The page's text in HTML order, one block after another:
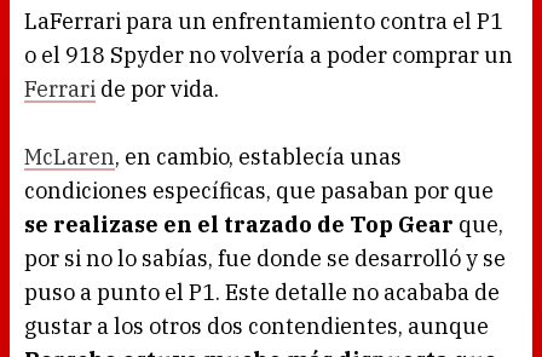
LaFerrari para un enfrentamiento contra el P1
o el 918 Spyder no volvería a poder comprar un
Ferrari de por vida.
McLaren, en cambio, establecía unas
condiciones específicas, que pasaban por que
se realizase en el trazado de Top Gear que,
por si no lo sabías, fue donde se desarrolló y se
puso a punto el P1. Este detalle no acababa de
gustar a los otros dos contendientes, aunque